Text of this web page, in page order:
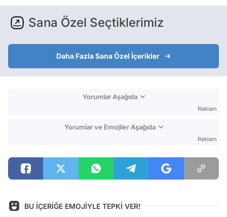
Sana Özel Seçtiklerimiz
Daha Fazla Sana Özel İçerikler
Yorumlar Aşağıda
Reklam
Yorumlar ve Emojiler Aşağıda
Reklam
BU İÇERİĞE EMOJİYLE TEPKİ VER!